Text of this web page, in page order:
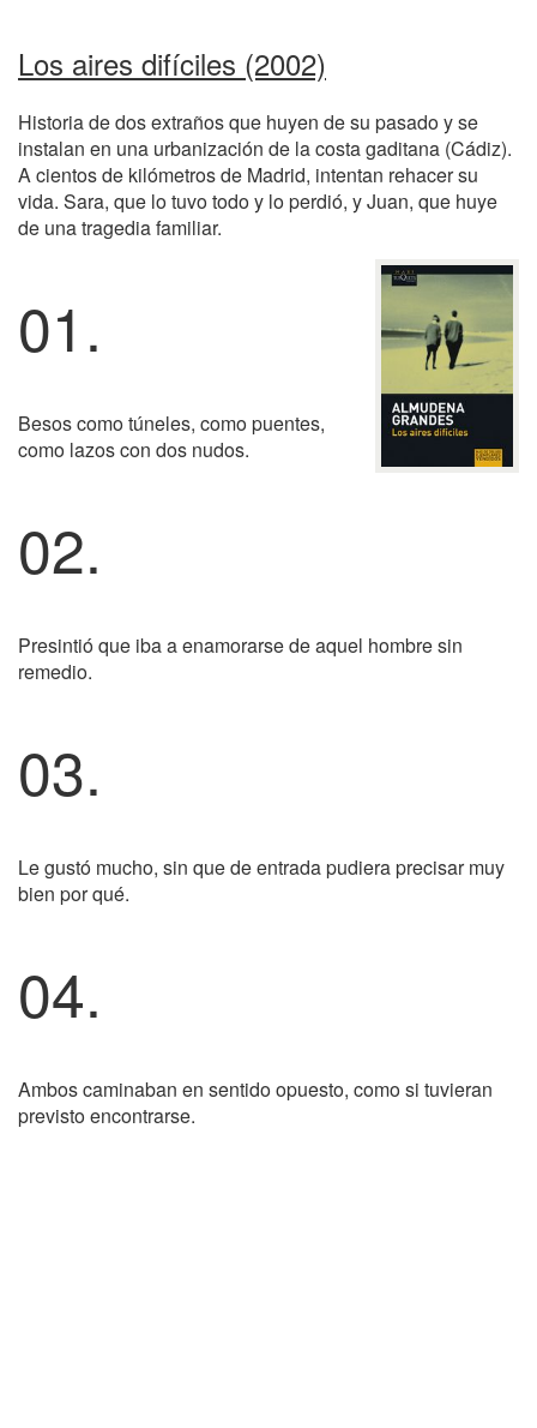
Los aires difíciles (2002)
Historia de dos extraños que huyen de su pasado y se
instalan en una urbanización de la costa gaditana (Cádiz).
A cientos de kilómetros de Madrid, intentan rehacer su
vida. Sara, que lo tuvo todo y lo perdió, y Juan, que huye
de una tragedia familiar.
01.
Besos como túneles, como puentes,
como lazos con dos nudos.
02.
Presintió que iba a enamorarse de aquel hombre sin
remedio.
03.
Le gustó mucho, sin que de entrada pudiera precisar muy
bien por qué.
04.
Ambos caminaban en sentido opuesto, como si tuvieran
previsto encontrarse.